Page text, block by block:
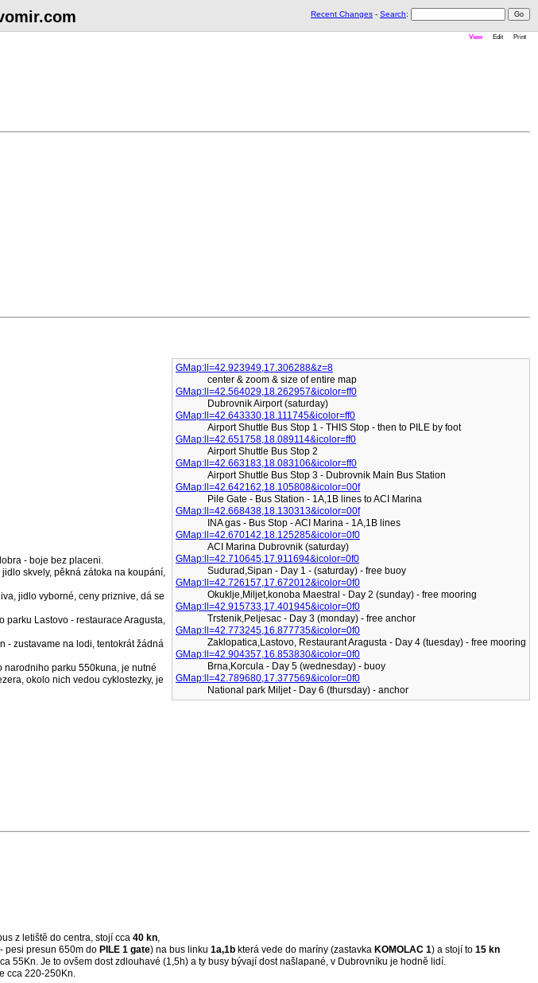
Recent Changes - Search:
View Edit Print
GMap:ll=42.923949,17.306288&z=8
center & zoom & size of entire map
GMap:ll=42.564029,18.262957&icolor=ff0
Dubrovnik Airport (saturday)
GMap:ll=42.643330,18.111745&icolor=ff0
Airport Shuttle Bus Stop 1 - THIS Stop - then to PILE by foot
GMap:ll=42.651758,18.089114&icolor=ff0
Airport Shuttle Bus Stop 2
GMap:ll=42.663183,18.083106&icolor=ff0
Airport Shuttle Bus Stop 3 - Dubrovnik Main Bus Station
GMap:ll=42.642162,18.105808&icolor=00f
Pile Gate - Bus Station - 1A,1B lines to ACI Marina
GMap:ll=42.668438,18.130313&icolor=00f
INA gas - Bus Stop - ACI Marina - 1A,1B lines
GMap:ll=42.670142,18.125285&icolor=0f0
ACI Marina Dubrovnik (saturday)
GMap:ll=42.710645,17.911694&icolor=0f0
Sudurad,Sipan - Day 1 - (saturday) - free buoy
GMap:ll=42.726157,17.672012&icolor=0f0
Okuklje,Miljet,konoba Maestral - Day 2 (sunday) - free mooring
GMap:ll=42.915733,17.401945&icolor=0f0
Trstenik,Peljesac - Day 3 (monday) - free anchor
GMap:ll=42.773245,16.877735&icolor=0f0
Zaklopatica,Lastovo, Restaurant Aragusta - Day 4 (tuesday) - free mooring
GMap:ll=42.904357,16.853830&icolor=0f0
Brna,Korcula - Day 5 (wednesday) - buoy
GMap:ll=42.789680,17.377569&icolor=0f0
National park Miljet - Day 6 (thursday) - anchor
- boje bez placeni.
skvely, pěkná zátoka na koupání,
jidlo vyborné, ceny priznive, dá se
parku Lastovo - restaurace Aragusta,
- zustavame na lodi, tentokrát žádná
narodniho parku 550kuna, je nutné
okolo nich vedou cyklostezky, je
z letiště do centra, stojí cca 40 kn,
- pesi presun 650m do PILE 1 gate) na bus linku 1a,1b která vede do maríny (zastavka KOMOLAC 1) a stojí to 15 kn
55Kn. Je to ovšem dost zdlouhavé (1,5h) a ty busy bývají dost našlapané, v Dubrovníku je hodně lidí.
cca 220-250Kn.